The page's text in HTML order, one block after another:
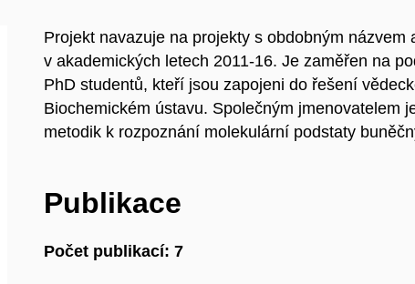
Projekt navazuje na projekty s obdobným názvem
v akademických letech 2011-16. Je zaměřen na
PhD studentů, kteří jsou zapojeni do řešení
Biochemickém ústavu. Společným jmenovatelem
metodik k rozpoznání molekulární podstaty
Publikace
Počet publikací: 7